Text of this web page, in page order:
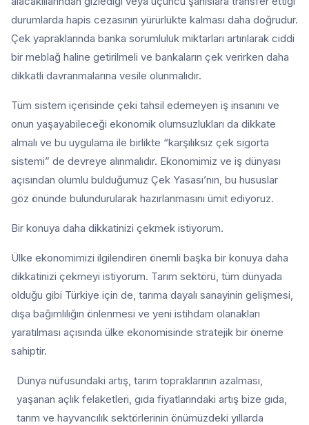
durumlarda hapis cezasının yürürlükte kalması daha doğrudur.
Çek yapraklarında banka sorumluluk miktarları artırılarak ciddi
bir meblağ haline getirilmeli ve bankaların çek verirken daha
dikkatli davranmalarına vesile olunmalıdır.
Tüm sistem içerisinde çeki tahsil edemeyen iş insanını ve
onun yaşayabileceği ekonomik olumsuzlukları da dikkate
almalı ve bu uygulama ile birlikte “karşılıksız çek sigorta
sistemi” de devreye alınmalıdır. Ekonomimiz ve iş dünyası
açısından olumlu bulduğumuz Çek Yasası’nın, bu hususlar
göz önünde bulundurularak hazırlanmasını ümit ediyoruz.
Bir konuya daha dikkatinizi çekmek istiyorum.
Ülke ekonomimizi ilgilendiren önemli başka bir konuya daha
dikkatinizi çekmeyi istiyorum. Tarım sektörü, tüm dünyada
olduğu gibi Türkiye için de, tarıma dayalı sanayinin gelişmesi,
dışa bağımlılığın önlenmesi ve yeni istihdam olanakları
yaratılması açısında ülke ekonomisinde stratejik bir öneme
sahiptir.
Dünya nüfusundaki artış, tarım topraklarının azalması,
yaşanan açlık felaketleri, gıda fiyatlarındaki artış bize gıda,
tarım ve hayvancılık sektörlerinin önümüzdeki yıllarda